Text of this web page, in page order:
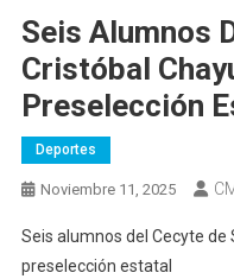
Seis Alumnos
Cristóbal
Preselección
Deportes
Noviembre 11, 2025
Seis alumnos del Cecyte
preselección estatal